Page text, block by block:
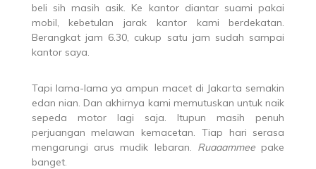
beli sih masih asik. Ke kantor diantar suami pakai
mobil, kebetulan jarak kantor kami berdekatan.
Berangkat jam 6.30, cukup satu jam sudah sampai
kantor saya.
Tapi lama-lama ya ampun macet di Jakarta semakin
edan nian. Dan akhirnya kami memutuskan untuk naik
sepeda motor lagi saja. Itupun masih penuh
perjuangan melawan kemacetan. Tiap hari serasa
mengarungi arus mudik lebaran. Ruaaammeepake
banget.